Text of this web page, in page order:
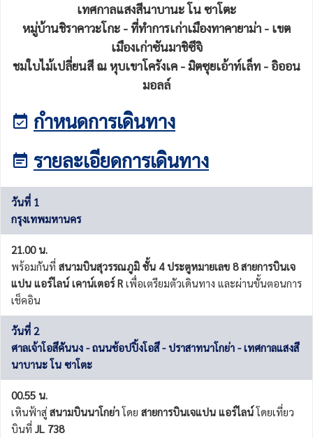
เทศกาลแสงสีนาบานะ โน ซาโตะ
หมู่บ้านชิราคาวะโกะ - ที่ทำการเก่าเมืองทาคายาม่า - เขต
เมืองเก่าซันมาชิซึจิ
ชมใบไม้เปลี่ยนสี ณ หุบเขาโครังเค - มิตซุยเอ้าท์เล็ท - อิออน
มอลล์
กำหนดการเดินทาง
รายละเอียดการเดินทาง
วันที่ 1
กรุงเทพมหานคร
21.00 น.
พร้อมกันที่ สนามบินสุวรรณภูมิ ชั้น 4 ประตูหมายเลข 8 สายการบินเจ
แปน แอร์ไลน์ เคาน์เตอร์ R เพื่อเตรียมตัวเดินทาง และผ่านขั้นตอนการ
เช็คอิน
วันที่ 2
ศาลเจ้าโอสึคันนง - ถนนช้อปปิ้งโอสึ - ปราสาทนาโกย่า - เทศกาลแสงสี
นาบานะ โน ซาโตะ
00.55 น.
เหินฟ้าสู่ สนามบินนาโกย่าโดย สายการบินเจแปน แอร์ไลน์โดยเที่ยว
บินที่ JL 738